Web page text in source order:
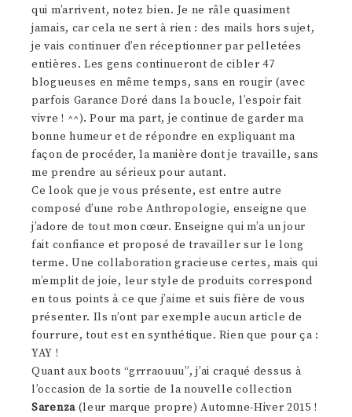
qui m’arrivent, notez bien. Je ne râle quasiment
jamais, car cela ne sert à rien : des mails hors sujet,
je vais continuer d’en réceptionner par pelletées
entières. Les gens continueront de cibler 47
blogueuses en même temps, sans en rougir (avec
parfois Garance Doré dans la boucle, l’espoir fait
vivre ! ^^). Pour ma part, je continue de garder ma
bonne humeur et de répondre en expliquant ma
façon de procéder, la manière dont je travaille, sans
me prendre au sérieux pour autant.
Ce look que je vous présente, est entre autre
composé d’une robe Anthropologie, enseigne que
j’adore de tout mon cœur. Enseigne qui m’a un jour
fait confiance et proposé de travailler sur le long
terme. Une collaboration gracieuse certes, mais qui
m’emplit de joie, leur style de produits correspond
en tous points à ce que j’aime et suis fière de vous
présenter. Ils n’ont par exemple aucun article de
fourrure, tout est en synthétique. Rien que pour ça :
YAY !
Quant aux boots “grrraouuu”, j’ai craqué dessus à
l’occasion de la sortie de la nouvelle collection
Sarenza(leur marque propre) Automne-Hiver 2015 !